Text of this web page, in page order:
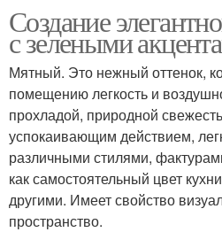
Создание
с зелеными
Мятный. Это нежный оттенок,
помещению легкость и
прохладой, природной
успокаивающим действием,
различными стилями,
как самостоятельный цвет
другими. Имеет свойство
пространство.